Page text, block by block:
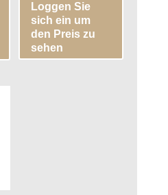
Loggen Sie
sich ein um
den Preis zu
sehen